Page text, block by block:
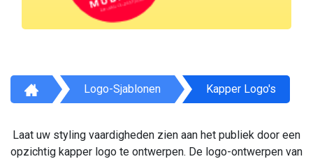
Logo-Sjablonen Kapper Logo's
Laat uw styling vaardigheden zien aan het publiek door een
opzichtig kapper logo te ontwerpen. De logo-ontwerpen van